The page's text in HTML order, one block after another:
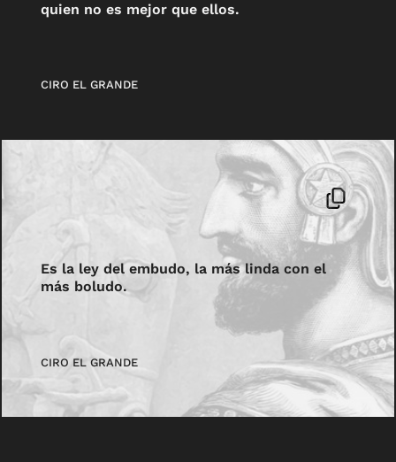
quien no es mejor que ellos.
CIRO EL GRANDE
Es la ley del embudo, la más linda con el
más boludo.
CIRO EL GRANDE